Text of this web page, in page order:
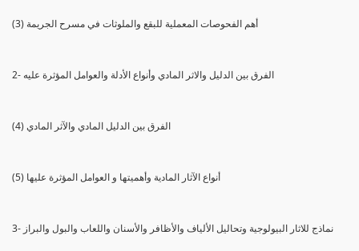
(3) أهم الفحوصات المعملية للبقع والملوثات في مسرح الجريمة
2- الفرق بين الدليل والاثر المادي وأنواع الأدلة والعوامل المؤثرة عليه
(4) الفرق بين الدليل المادي والآثر المادي
(5) أنواع الآثار المادية وأهميتها و العوامل المؤثرة عليها
3- نماذج للاثار البيولوجية وتحاليل الألياف والأظافر والأسنان واللعاب والبول والبراز